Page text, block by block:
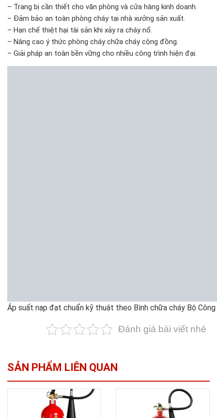
– Trang bị cần thiết cho văn phòng và cửa hàng kinh doanh.
– Đảm bảo an toàn phòng cháy tại nhà xưởng sản xuất.
– Hạn chế thiệt hại tài sản khi xảy ra cháy nổ.
– Nâng cao ý thức phòng cháy chữa cháy cộng đồng.
– Giải pháp an toàn bền vững cho nhiều công trình hiện đại.
Áp suất nạp đạt chuẩn kỹ thuật theo Bình chữa cháy Bộ Công
Đánh giá bài viết nhé
SẢN PHẨM LIÊN QUAN